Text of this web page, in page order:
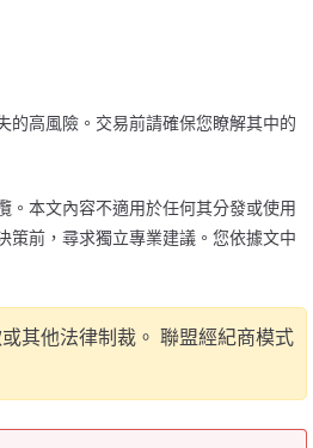
的高風險。交易前請確保您瞭解其中的
。本文內容不適用於任何其分發或使用
策前，尋求獨立專業建議。您依據文中
其他法律制裁。 聯盟經紀商模式